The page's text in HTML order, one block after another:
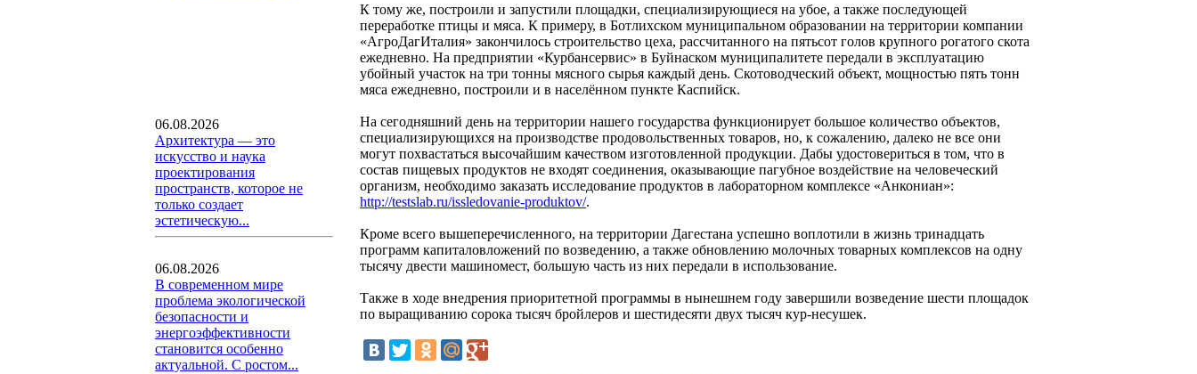
06.08.2026
Архитектура — это
искусство и наука
проектирования
пространств, которое не
только создает
эстетическую...
06.08.2026
В современном мире
проблема экологической
безопасности и
энергоэффективности
становится особенно
актуальной. С ростом...
К тому же, построили и запустили площадки, специализирующиеся на убое, а также последующей
переработке птицы и мяса. К примеру, в Ботлихском муниципальном образовании на территории компании
«АгроДагИталия» закончилось строительство цеха, рассчитанного на пятьсот голов крупного рогатого скота
ежедневно. На предприятии «Курбансервис» в Буйнаском муниципалитете передали в эксплуатацию
убойный участок на три тонны мясного сырья каждый день. Скотоводческий объект, мощностью пять тонн
мяса ежедневно, построили и в населённом пункте Каспийск.
На сегодняшний день на территории нашего государства функционирует большое количество объектов,
специализирующихся на производстве продовольственных товаров, но, к сожалению, далеко не все они
могут похвастаться высочайшим качеством изготовленной продукции. Дабы удостовериться в том, что в
состав пищевых продуктов не входят соединения, оказывающие пагубное воздействие на человеческий
организм, необходимо заказать исследование продуктов в лабораторном комплексе «Анкониан»:
http://testslab.ru/issledovanie-produktov/.
Кроме всего вышеперечисленного, на территории Дагестана успешно воплотили в жизнь тринадцать
программ капиталовложений по возведению, а также обновлению молочных товарных комплексов на одну
тысячу двести машиномест, большую часть из них передали в использование.
Также в ходе внедрения приоритетной программы в нынешнем году завершили возведение шести площадок
по выращиванию сорока тысяч бройлеров и шестидесяти двух тысяч кур-несушек.